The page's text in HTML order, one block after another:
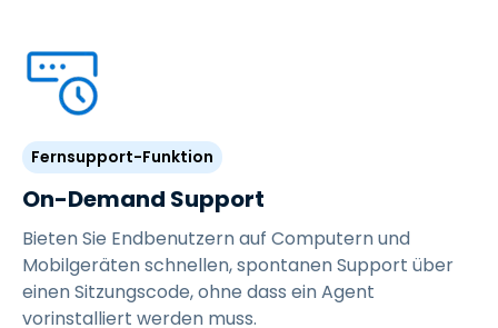
Fernsupport-Funktion
On-Demand Support
Bieten Sie Endbenutzern auf Computern und
Mobilgeräten schnellen, spontanen Support über
einen Sitzungscode, ohne dass ein Agent
vorinstalliert werden muss.